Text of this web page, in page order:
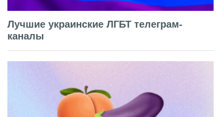
Лучшие украинские ЛГБТ телеграм-
каналы